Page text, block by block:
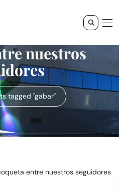
fantástica
nuestros
tagged "gabar"